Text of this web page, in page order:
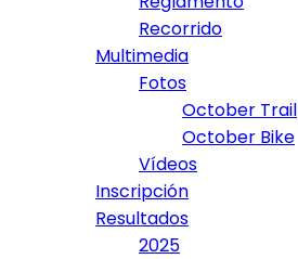
Recorrido
Multimedia
Fotos
October Trail
October Bike
Vídeos
Inscripción
Resultados
2025